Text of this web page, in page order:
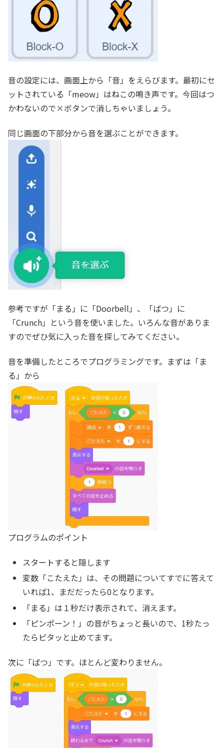
音の設定には、画面上から「音」をえらびます。最初にセ
ットされている「meow」はねこの鳴き声です。今回はつ
かわないので×ボタンで消しちゃいましょう。
同じ画面の下部分から音を選ぶことができます。
参考ですが「まる」に「Doorbell」、「ばつ」に
「Crunch」という音を使いました。いろんな音がありま
すのでぜひ気に入った音を探してみてください。
音を準備したところでプログラミングです。まずは「ま
る」から
プログラムのポイント
スタートすると隠します
変数「こたえた」は、その問題についてすでに答えて
いれば1、まだだったら0となります。
「まる」は１秒だけ表示されて、消えます。
「ピンポーン！」の音がちょっと長いので、1秒たっ
たらピタッと止めてます。
次に「ばつ」です。ほとんど変わりません。